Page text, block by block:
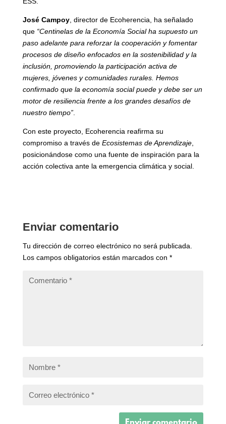
José Campoy, director de Ecoherencia, ha señalado
que “Centinelas de la Economía Social ha supuesto un
paso adelante para reforzar la cooperación y fomentar
procesos de diseño enfocados en la sostenibilidad y la
inclusión, promoviendo la participación activa de
mujeres, jóvenes y comunidades rurales. Hemos
confirmado que la economía social puede y debe ser un
motor de resiliencia frente a los grandes desafíos de
nuestro tiempo”.
Con este proyecto, Ecoherencia reafirma su
compromiso a través de Ecosistemas de Aprendizaje,
posicionándose como una fuente de inspiración para la
acción colectiva ante la emergencia climática y social.
Enviar comentario
Tu dirección de correo electrónico no será publicada.
Los campos obligatorios están marcados con *